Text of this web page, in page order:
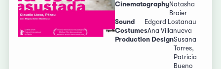
CinematographyNatasha
Braier
Sound
Edgard Lostanau
CostumesAna Villanueva
Production DesignSusana
Torres,
Patricia
Bueno